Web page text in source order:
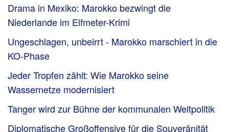
Drama in Mexiko: Marokko bezwingt die
Niederlande im Elfmeter-Krimi
Ungeschlagen, unbeirrt - Marokko marschiert in die
KO-Phase
Jeder Tropfen zählt: Wie Marokko seine
Wassernetze modernisiert
Tanger wird zur Bühne der kommunalen Weltpolitik
Diplomatische Großoffensive für die Souveränität